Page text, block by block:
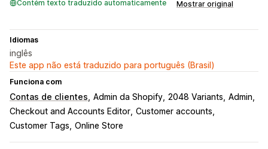
Contém texto traduzido automaticamente Mostrar original
Idiomas
inglês
Este app não está traduzido para português (Brasil)
Funciona com
Contas de clientes Admin da Shopify 2048 Variants Admin
Checkout and Accounts Editor Customer accounts
Customer Tags Online Store